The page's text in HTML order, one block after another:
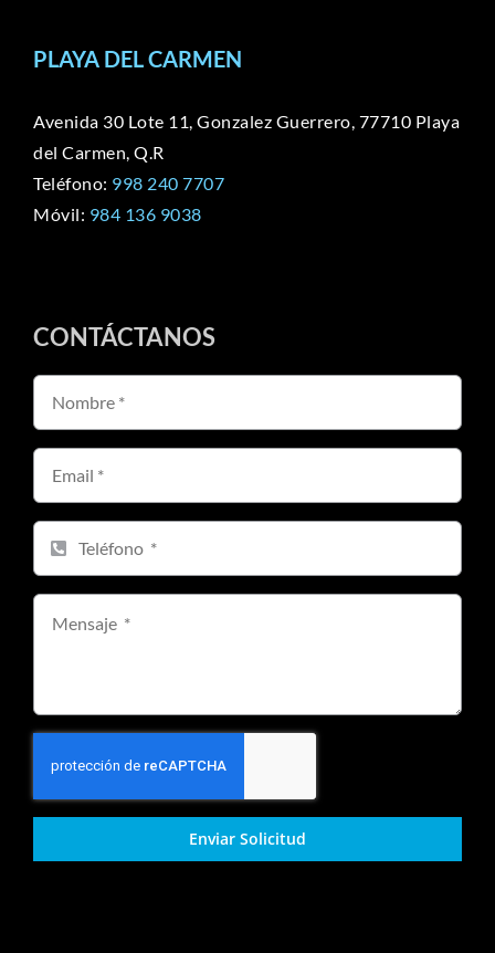
PLAYA DEL CARMEN
Avenida 30 Lote 11, Gonzalez Guerrero, 77710 Playa
del Carmen, Q.R
Teléfono: 998 240 7707
Móvil: 984 136 9038
CONTÁCTANOS
Enviar Solicitud